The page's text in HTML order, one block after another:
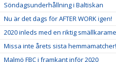
Söndagsunderhållning i Baltiskan
Nu är det dags för AFTER WORK igen!
2020 inleds med en riktig
Missa inte årets sista hemmamatcher! -
Malmö FBC i framkant inför 2020